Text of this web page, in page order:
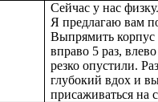
Сейчас у нас
Я предлагаю вам
Выпрямить корпус
вправо 5 раз,
резко опустили.
глубокий вдох и
присаживаться на